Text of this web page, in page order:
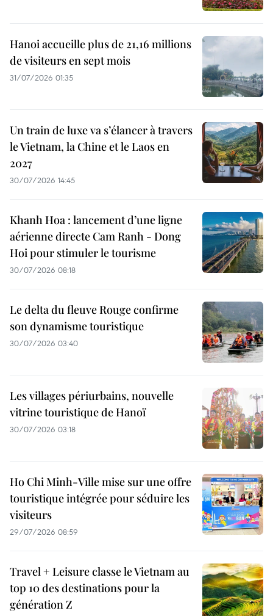
Hanoi accueille plus de 21,16 millions
de visiteurs en sept mois ​
31/07/2026 01:35
Un train de luxe va s’élancer à travers
le Vietnam, la Chine et le Laos en
2027
30/07/2026 14:45
Khanh Hoa : lancement d’une ligne
aérienne directe Cam Ranh - Dong
Hoi pour stimuler le tourisme
30/07/2026 08:18
Le delta du fleuve Rouge confirme
son dynamisme touristique
30/07/2026 03:40
Les villages périurbains, nouvelle
vitrine touristique de Hanoï
30/07/2026 03:18
Ho Chi Minh-Ville mise sur une offre
touristique intégrée pour séduire les
visiteurs
29/07/2026 08:59
Travel + Leisure classe le Vietnam au
top 10 des destinations pour la
génération Z